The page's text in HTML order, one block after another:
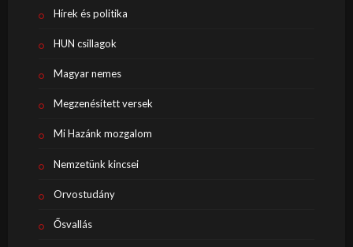
Hírek és politika
HUN csillagok
Magyar nemes
Megzenésített versek
Mi Hazánk mozgalom
Nemzetünk kincsei
Orvostudány
Ősvallás